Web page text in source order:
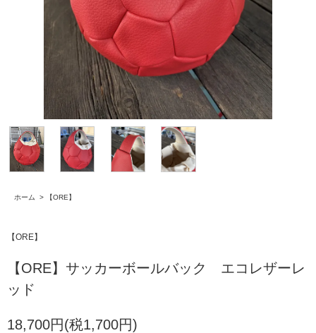
ホーム > 【ORE】
【ORE】
【ORE】サッカーボールバック エコレザーレ
ッド
18,700円(税1,700円)